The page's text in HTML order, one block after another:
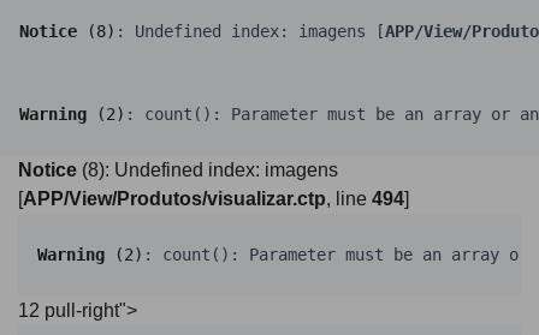
Notice (8) : Undefined index: imagens [APP/View/
Warning (2) : count(): Parameter must be an array or
Notice (8): Undefined index: imagens
[APP/View/Produtos/visualizar.ctp, line 494]
Warning (2) : count(): Parameter must be an array
12 pull-right">